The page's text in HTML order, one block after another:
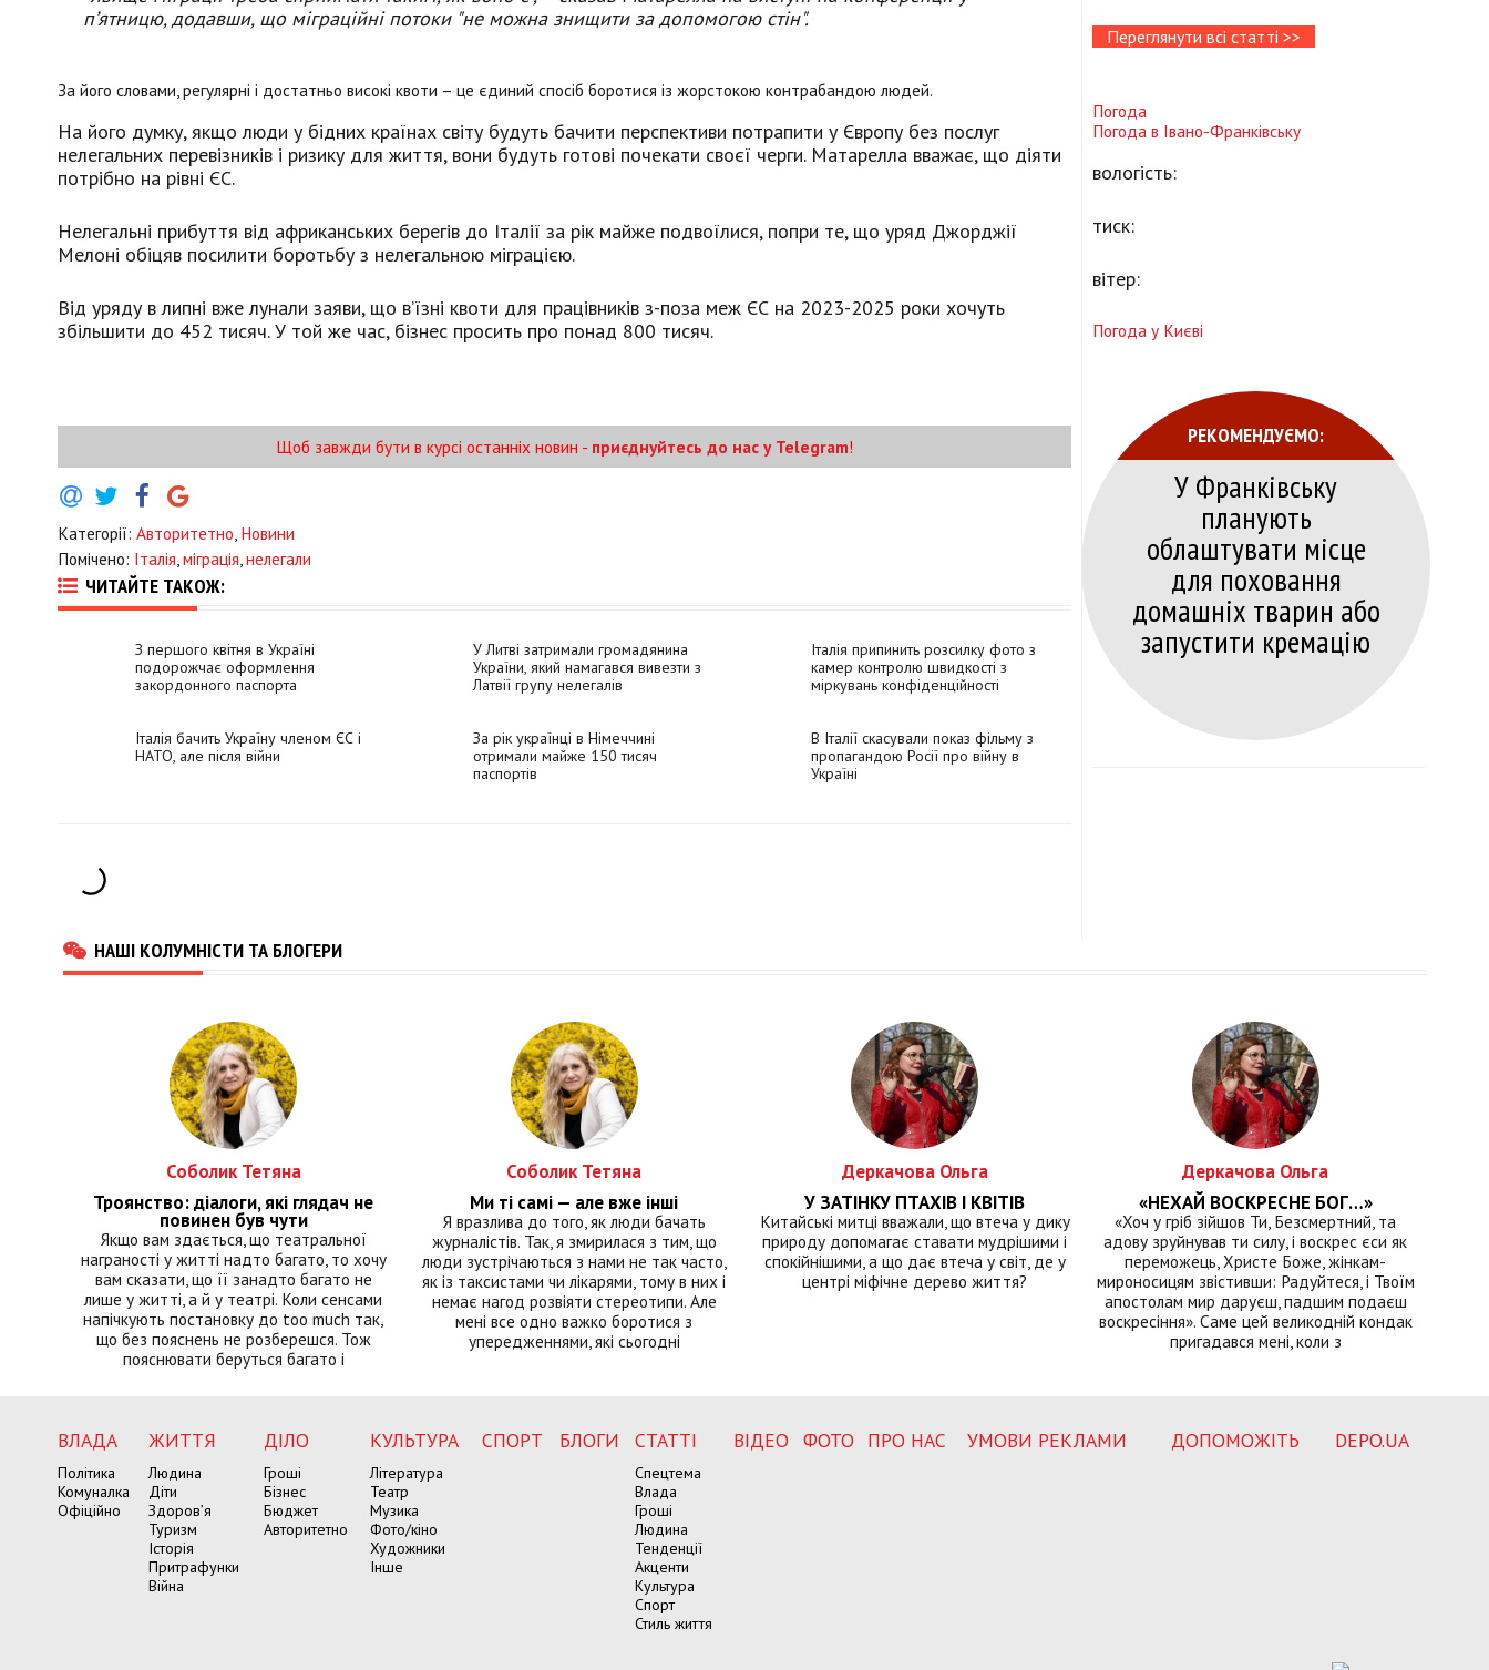
п’ятницю, додавши, що міграційні потоки "не можна знищити за допомогою стін".
За його словами, регулярні і достатньо високі квоти – це єдиний спосіб боротися із жорстокою контрабандою людей.
На його думку, якщо люди у бідних країнах світу будуть бачити перспективи потрапити у Європу без послуг
нелегальних перевізників і ризику для життя, вони будуть готові почекати своєї черги. Матарелла вважає, що діяти
потрібно на рівні ЄС.
Нелегальні прибуття від африканських берегів до Італії за рік майже подвоїлися, попри те, що уряд Джорджії
Мелоні обіцяв посилити боротьбу з нелегальною міграцією.
Від уряду в липні вже лунали заяви, що в’їзні квоти для працівників з-поза меж ЄС на 2023-2025 роки хочуть
збільшити до 452 тисяч. У той же час, бізнес просить про понад 800 тисяч.
Щоб завжди бути в курсі останніх новин - приєднуйтесь до нас у Telegram!
Категорії: Авторитетно, Новини
Помічено: Італія,міграція,нелегали
ЧИТАЙТЕ ТАКОЖ:
З першого квітня в Україні
подорожчає оформлення
закордонного паспорта
У Литві затримали громадянина
України, який намагався вивезти з
Латвії групу нелегалів
Італія припинить розсилку фото з
камер контролю швидкості з
міркувань конфіденційності
Італія бачить Україну членом ЄС і
НАТО, але після війни
За рік українці в Німеччині
отримали майже 150 тисяч
паспортів
В Італії скасували показ фільму з
пропагандою Росії про війну в
Україні
Переглянути всі статті >>
Погода
Погода в Івано-Франківську
вологість:
тиск:
вітер:
Погода у Києві
РЕКОМЕНДУЄМО:
У Франківську
планують
облаштувати місце
для поховання
домашніх тварин або
запустити кремацію
НАШІ КОЛУМНІСТИ ТА БЛОГЕРИ
Соболик Тетяна
Троянство: діалоги, які глядач не
повинен був чути
Якщо вам здається, що театральної
награності у житті надто багато, то хочу
вам сказати, що її занадто багато не
лише у житті, а й у театрі. Коли сенсами
напічкують постановку до too much так,
що без пояснень не розберешся. Тож
пояснювати беруться багато і
Соболик Тетяна
Ми ті самі — але вже інші
Я вразлива до того, як люди бачать
журналістів. Так, я змирилася з тим, що
люди зустрічаються з нами не так часто,
як із таксистами чи лікарями, тому в них і
немає нагод розвіяти стереотипи. Але
мені все одно важко боротися з
упередженнями, які сьогодні
Деркачова Ольга
У ЗАТІНКУ ПТАХІВ І КВІТІВ
Китайські митці вважали, що втеча у дику
природу допомагає ставати мудрішими і
спокійнішими, а що дає втеча у світ, де у
центрі міфічне дерево життя?
Деркачова Ольга
«НЕХАЙ ВОСКРЕСНЕ БОГ…»
«Хоч у гріб зійшов Ти, Безсмертний, та
адову зруйнував ти силу, і воскрес єси як
переможець, Христе Боже, жінкам-
мироносицям звістивши: Радуйтеся, і Твоїм
апостолам мир даруєш, падшим подаєш
воскресіння». Саме цей великодній кондак
пригадався мені, коли з
ВЛАДА
Політика
Комуналка
Офіційно
ЖИТТЯ
Людина
Діти
Здоров’я
Туризм
Історія
Притрафунки
Війна
ДІЛО
Гроші
Бізнес
Бюджет
Авторитетно
КУЛЬТУРА
Література
Театр
Музика
Фото/кіно
Художники
Інше
СПОРТ БЛОГИ СТАТТІ
Спецтема
Влада
Гроші
Людина
Тенденції
Акценти
Культура
Спорт
Стиль життя
ВІДЕО ФОТО ПРО НАС УМОВИ РЕКЛАМИ ДОПОМОЖІТЬ DEPO.UA